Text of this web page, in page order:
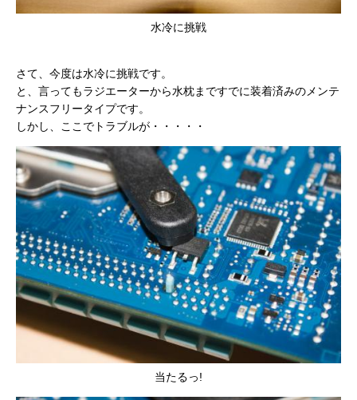
水冷に挑戦
さて、今度は水冷に挑戦です。
と、言ってもラジエーターから水枕まですでに装着済みのメンテ
ナンスフリータイプです。
しかし、ここでトラブルが・・・・・
当たるっ!